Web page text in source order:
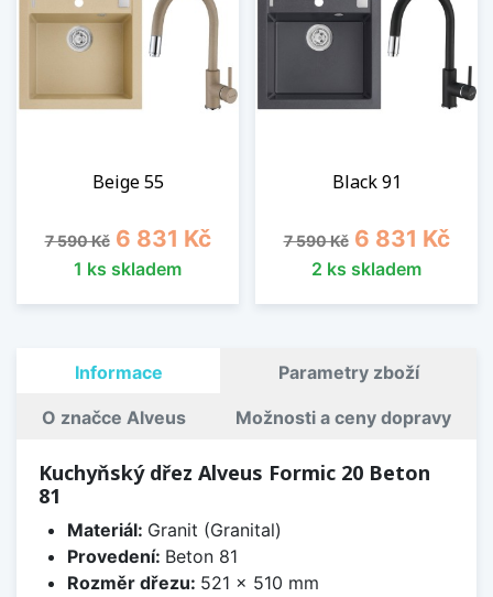
Beige 55
Běžná cena
7 590 Kč Cena
6 831 Kč
1 ks skladem
Black 91
Běžná cena
7 590 Kč Cena
6 831 Kč
2 ks skladem
Informace Parametry zboží
O značce Alveus Možnosti a ceny dopravy
Kuchyňský dřez Alveus Formic 20 Beton
81
Materiál: Granit (Granital)
Provedení: Beton 81
Rozměr dřezu: 521 x 510 mm